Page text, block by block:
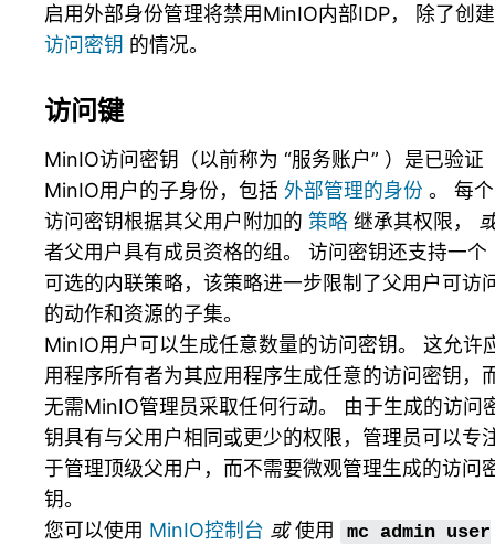
启用外部身份管理将禁用MinIO内部IDP， 除了创建
访问密钥 的情况。
访问键
MinIO访问密钥（以前称为 “服务账户” ）是已验证
MinIO用户的子身份，包括 外部管理的身份 。 每个
访问密钥根据其父用户附加的 策略 继承其权限，
者父用户具有成员资格的组。 访问密钥还支持一个
可选的内联策略，该策略进一步限制了父用户可访
的动作和资源的子集。
MinIO用户可以生成任意数量的访问密钥。 这允许
用程序所有者为其应用程序生成任意的访问密钥，
无需MinIO管理员采取任何行动。 由于生成的访问
钥具有与父用户相同或更少的权限，管理员可以专
于管理顶级父用户，而不需要微观管理生成的访问
钥。
您可以使用 MinIO控制台 或使用 mc admin
user